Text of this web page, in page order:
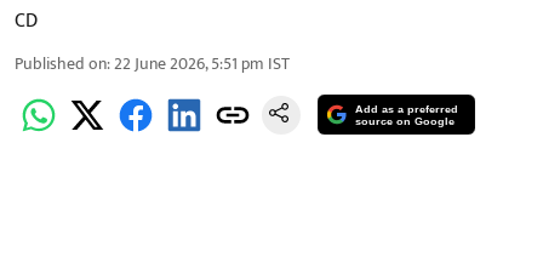
CD
Published on:22 June 2026, 5:51 pm IST
Add as a preferred
source on Google